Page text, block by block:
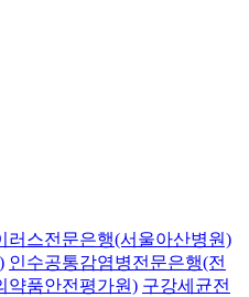
러스전문은행(서울아산병원)
인수공통감염병전문은행(전
약품안전평가원) 구강세균전